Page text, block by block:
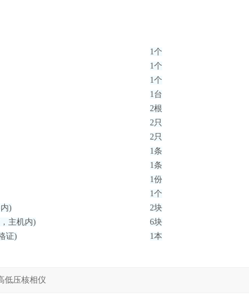
1个
1个
1个
1台
2根
2只
2只
1条
1条
1份
1个
)
2块
主机内)
6块
证)
1本